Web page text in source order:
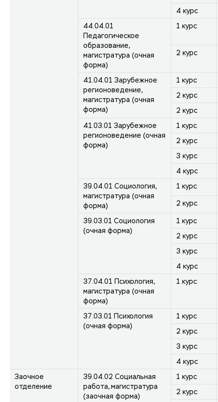
4 курс
44.04.01
Педагогическое
образование,
магистратура (очная
форма)
1 курс
2 курс
41.04.01 Зарубежное
регионоведение,
магистратура (очная
форма)
1 курс
2 курс
2 курс
41.03.01 Зарубежное
регионоведение (очная
форма)
1 курс
2 курс
3 курс
4 курс
39.04.01 Социология,
магистратура (очная
форма)
1 курс
2 курс
39.03.01 Социология
(очная форма)
1 курс
2 курс
3 курс
4 курс
37.04.01 Психология,
магистратура (очная
форма)
1 курс
37.03.01 Психология
(очная форма)
1 курс
2 курс
3 курс
4 курс
Заочное
отделение
39.04.02 Социальная
работа, магистратура
(заочная форма)
1 курс
2 курс